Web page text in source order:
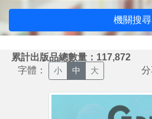
機關搜尋
累計出版品總數量：117,872
字體： 小 中 大 分